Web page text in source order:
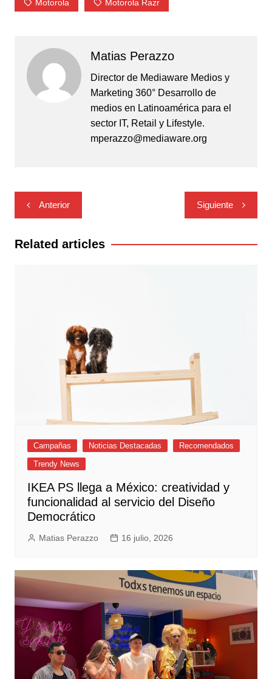
Motorola Motorola Razr
Matias Perazzo
Director de Mediaware Medios y
Marketing 360° Desarrollo de
medios en Latinoamérica para el
sector IT, Retail y Lifestyle.
mperazzo@mediaware.org
Navegación
de
entradas
Anterior Siguiente
Related articles
Campañas Noticias Destacadas
Recomendados
Trendy News
IKEA PS llega a México: creatividad y
funcionalidad al servicio del Diseño
Democrático
Matias Perazzo 16 julio, 2026